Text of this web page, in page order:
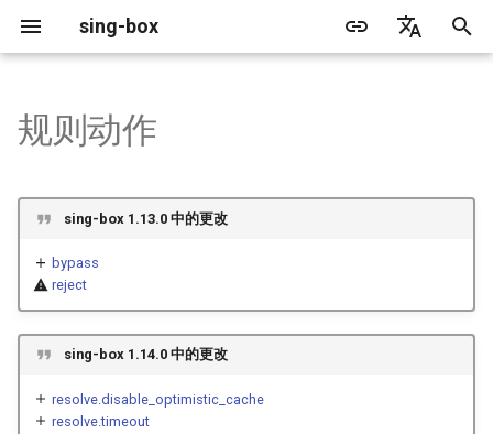
sing-box
在
索
更新日志
迁移指南
废弃功能列表
支持
Sponsors
包管理器
Docker
从源代码构建
Android
Apple 平台
Desktop
通用
隐私政策
Proxy
Client
Proxy Protocol Trojan
Misc
AnyTLS client metadata
DNS 服务器
Local
TCP
DNS 规则
DNS 规则动作
FakeIP
最终动作
route
outbound
route-options 字段
bypass
outbound
源文件格式
无头规则
AdGuard DNS Filer
缓存文件
Clash API
V2Ray API
监听字段
拨号字段
TLS
HTTP Client
HTTP2 Fields
QUIC Fields
Tailscale
Default
Unshare
WireGuard
Tailscale
OpenConnect Client
OpenVPN Client
OpenVPN Server
Direct
Mixed
SOCKS
HTTP
Shadowsocks
VMess
Direct
Bridge
Block
SOCKS
HTTP
Shadowsocks
sing-box API
DERP
Resolved
SSM API
CCM
OCM
规则动作
sing-box 1.13.0 中的更改
bypass
reject
sing-box 1.14.0 中的更改
resolve.disable_optimistic_cache
resolve.timeout